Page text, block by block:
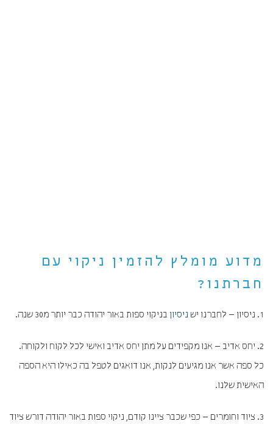
מדוע מומלץ להזמין ניקוי עם
חברתנו?
1. ניסיון – לחברנו יש ניסיון בניקוי ספות באור יהודה כבר יותר מ30 שנה.
2. יחס אדיב – אנו מקפידים על מתן יחס אדיב ואישי לכל לקוח ולקוחה.
כל ספה אשר אנו מגיעים לנקות, אנו דואגים לטפל בה כאילו היא הספה
האישית שלנו.
3. ציוד וחומרים – כפי שכבר ציינו קודם, ניקוי ספות באור יהודה דורש ציוד